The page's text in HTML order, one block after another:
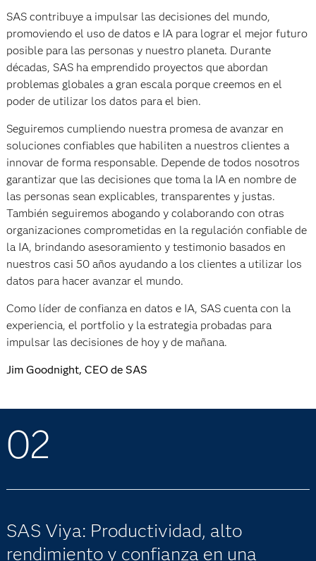
SAS contribuye a impulsar las decisiones del mundo,
promoviendo el uso de datos e IA para lograr el mejor futuro
posible para las personas y nuestro planeta. Durante
décadas, SAS ha emprendido proyectos que abordan
problemas globales a gran escala porque creemos en el
poder de utilizar los datos para el bien.
Seguiremos cumpliendo nuestra promesa de avanzar en
soluciones confiables que habiliten a nuestros clientes a
innovar de forma responsable. Depende de todos nosotros
garantizar que las decisiones que toma la IA en nombre de
las personas sean explicables, transparentes y justas.
También seguiremos abogando y colaborando con otras
organizaciones comprometidas en la regulación confiable de
la IA, brindando asesoramiento y testimonio basados en
nuestros casi 50 años ayudando a los clientes a utilizar los
datos para hacer avanzar el mundo.
Como líder de confianza en datos e IA, SAS cuenta con la
experiencia, el portfolio y la estrategia probadas para
impulsar las decisiones de hoy y de mañana.
Jim Goodnight, CEO de SAS
02
SAS Viya: Productividad, alto
rendimiento y confianza en una